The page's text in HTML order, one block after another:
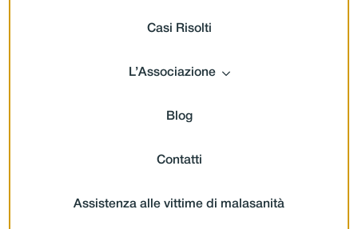
Casi Risolti
L’Associazione
Blog
Contatti
Assistenza alle vittime di malasanità